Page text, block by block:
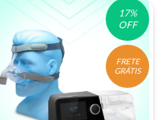
17%
OFF
FRETE
GRÁTIS